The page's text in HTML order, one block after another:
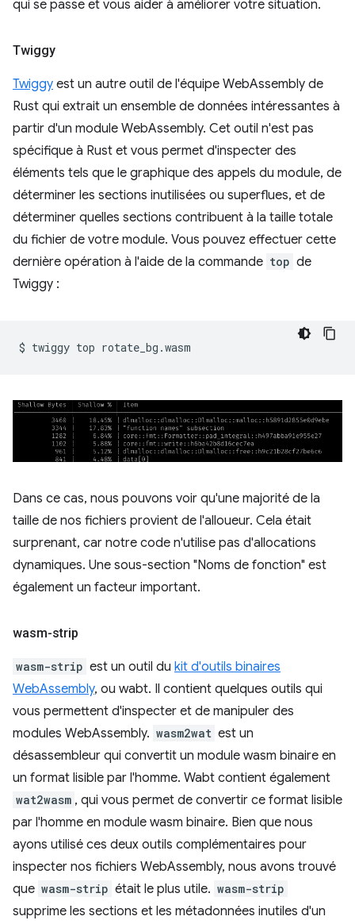
qui se passe et vous aider à améliorer votre situation.
Twiggy
Twiggy est un autre outil de l'équipe WebAssembly de
Rust qui extrait un ensemble de données intéressantes à
partir d'un module WebAssembly. Cet outil n'est pas
spécifique à Rust et vous permet d'inspecter des
éléments tels que le graphique des appels du module, de
déterminer les sections inutilisées ou superflues, et de
déterminer quelles sections contribuent à la taille totale
du fichier de votre module. Vous pouvez effectuer cette
dernière opération à l'aide de la commande top de
Twiggy :
$ twiggy top
Dans ce cas, nous pouvons voir qu'une majorité de la
taille de nos fichiers provient de l'alloueur. Cela était
surprenant, car notre code n'utilise pas d'allocations
dynamiques. Une sous-section "Noms de fonction" est
également un facteur important.
wasm-strip
wasm-strip est un outil du kit d'outils binaires
WebAssembly, ou wabt. Il contient quelques outils qui
vous permettent d'inspecter et de manipuler des
modules WebAssembly. wasm2wat est un
désassembleur qui convertit un module wasm binaire en
un format lisible par l'homme. Wabt contient également
wat2wasm , qui vous permet de convertir ce format lisible
par l'homme en module wasm binaire. Bien que nous
ayons utilisé ces deux outils complémentaires pour
inspecter nos fichiers WebAssembly, nous avons trouvé
que wasm-strip était le plus utile. wasm-strip
supprime les sections et les métadonnées inutiles d'un